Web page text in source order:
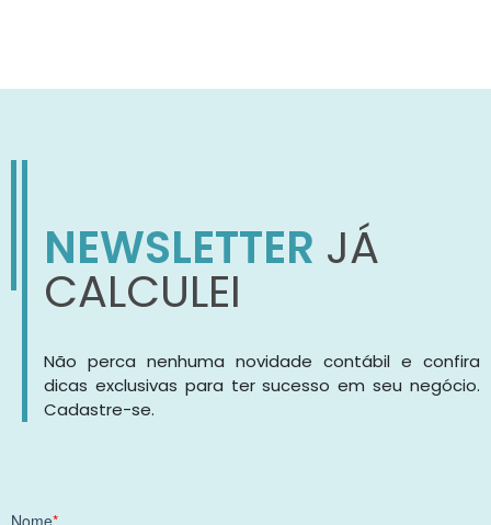
NEWSLETTER JÁ
CALCULEI
Não perca nenhuma novidade contábil e confira
dicas exclusivas para ter sucesso em seu negócio.
Cadastre-se.